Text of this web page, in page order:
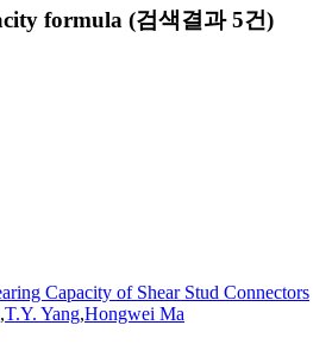
formula (검색결과 5건)
Capacity of Shear Stud Connectors
,T.Y. Yang,Hongwei Ma